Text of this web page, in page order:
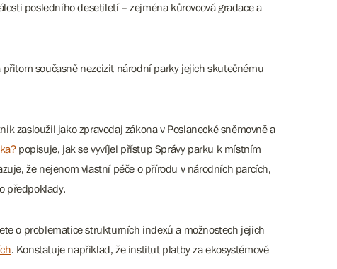
posledního desetiletí – zejména kůrovcová gradace a
současně nezcizit národní parky jejich skutečnému
zasloužil jako zpravodaj zákona v Poslanecké sněmovně a
popisuje, jak se vyvíjel přístup Správy parku k místním
že nejenom vlastní péče o přírodu v národních parcích,
předpoklady.
o problematice strukturních indexů a možnostech jejich
. Konstatuje například, že institut platby za ekosystémové